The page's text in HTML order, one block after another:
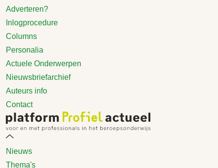
Adverteren?
Inlogprocedure
Columns
Personalia
Actuele Onderwerpen
Nieuwsbriefarchief
Auteurs info
Contact
Nieuws
Thema's